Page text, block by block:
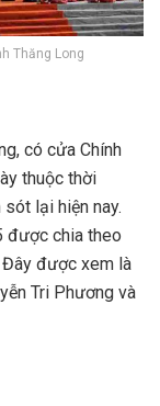
Thăng Long
có cửa Chính
thuộc thời
lại hiện nay.
được chia theo
Đây được xem là
Tri Phương và